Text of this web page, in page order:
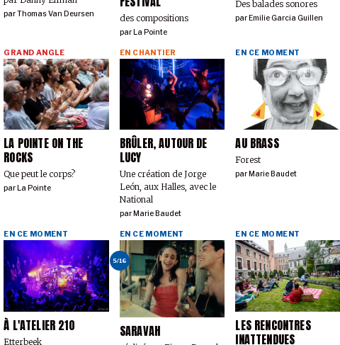
parThomas Van Deursen des compositions
par La Pointe
Des balades sonores
par Emilie Garcia Guillen
LA POINTE ON THE
ROCKS
Que peut le corps?
GRAND ANGLE
par La Pointe
BRÛLER, AUTOUR DE
LUCY
Une création de Jorge
León, aux Halles, avec le
National
EN CHANTIER
par Marie Baudet
AU BRASS
Forest
EN CE MOMENT
par Marie Baudet
À L'ATELIER 210
Etterbeek
EN CE MOMENT
5/16
SARAVAH
EN CE MOMENT
LES RENCONTRES
INATTENDUES
EN CE MOMENT